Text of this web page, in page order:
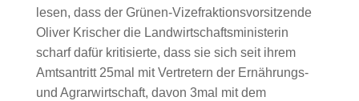
lesen, dass der Grünen-Vizefraktionsvorsitzende
Oliver Krischer die Landwirtschaftsministerin
scharf dafür kritisierte, dass sie sich seit ihrem
Amtsantritt 25mal mit Vertretern der Ernährungs-
und Agrarwirtschaft, davon 3mal mit dem